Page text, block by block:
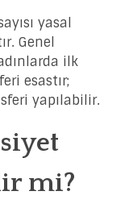
yasal
Genel
ilk
esastır;
yapılabilir.
mi?